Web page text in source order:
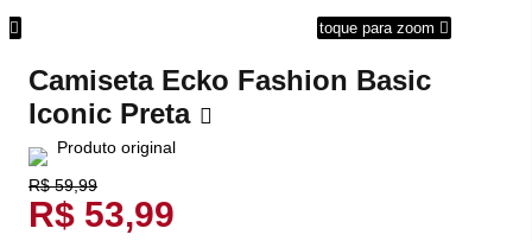
toque para zoom
Camiseta Ecko Fashion Basic
Iconic Preta
Produto original
R$ 59,99
R$ 53,99